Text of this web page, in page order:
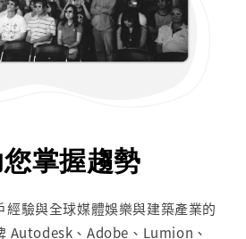
掌握趨勢
經驗與全球媒體娛樂與建築產業的
Autodesk、Adobe、Lumion、